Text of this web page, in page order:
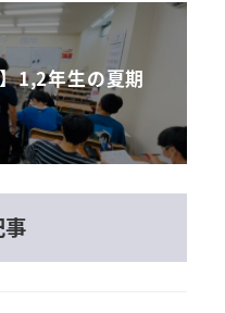
1,2年生の夏期